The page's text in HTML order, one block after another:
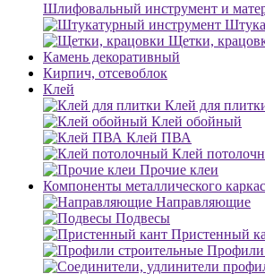
Шлифовальный инструмент и
Щетки,
Камень декоративный
Кирпич, отсевоблок
Клей
Клей для
Клей обойный
Клей ПВА
Клей
Прочие клеи
Компоненты металлического
Направляющие
Подвесы
Пристенный
Профили